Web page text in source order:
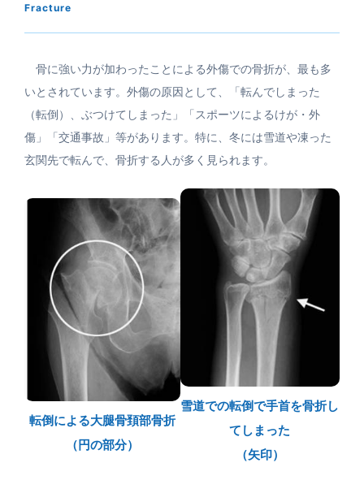
Fracture
骨に強い力が加わったことによる外傷での骨折が、最も多
いとされています。外傷の原因として、「転んでしまった
（転倒）、ぶつけてしまった」「スポーツによるけが・外
傷」「交通事故」等があります。特に、冬には雪道や凍った
玄関先で転んで、骨折する人が多く見られます。
転倒による大腿骨頚部骨折
（円の部分）
雪道での転倒で手首を骨折し
てしまった
（矢印）